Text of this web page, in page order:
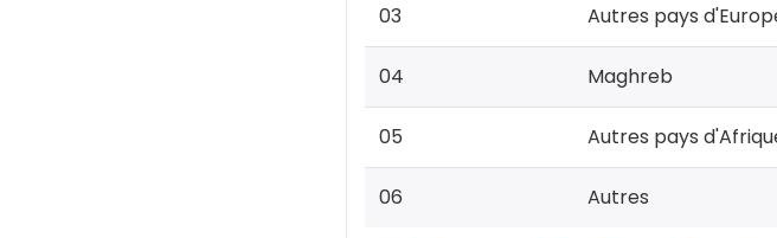
03 Autres pays
04 Maghreb
05 Autres pays
06 Autres